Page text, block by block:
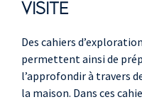
VISITE
Des cahiers
permettent ainsi de
l’approfondir à travers
la maison. Dans ces